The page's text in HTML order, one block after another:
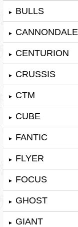
► BULLS
► CANNONDALE
► CENTURION
► CRUSSIS
► CTM
► CUBE
► FANTIC
► FLYER
► FOCUS
► GHOST
► GIANT